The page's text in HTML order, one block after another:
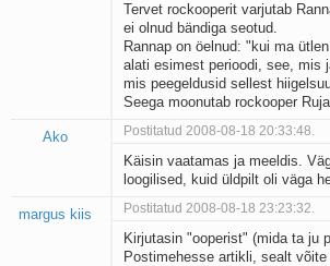
Valgusemaastikud
Kaks pihtimust
Ahtumine
Braueri lint
Tervet rockooperit varjutab
ei olnud bändiga seotud.
Rannap on öelnud: "kui ma
alati esimest perioodi, see, mis
mis peegeldusid sellest
Seega moonutab rockooper
Ako Postitatud 2008-08-18 20:33:48.
Käisin vaatamas ja meeldis.
loogilised, kuid üldpilt oli väga
margus kiis Postitatud 2008-08-18 23:23:32.
Kirjutasin "ooperist" (mida ta ju
Postimehesse artikli, sealt